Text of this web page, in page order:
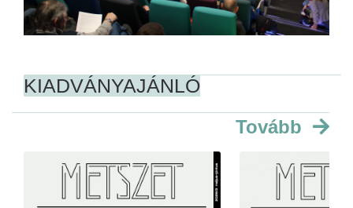
KIADVÁNYAJÁNLÓ
Tovább